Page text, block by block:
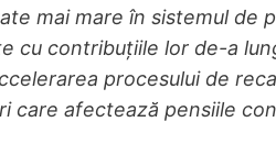
mai mare în sistemul de
cu contribuțiile lor de-a
procesului de
care afectează pensiile